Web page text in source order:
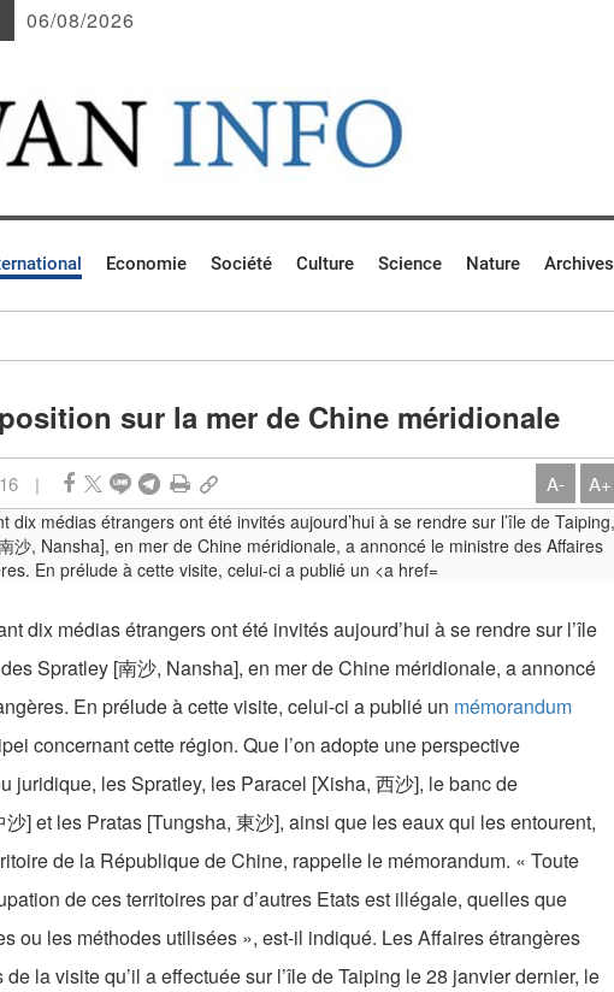
06/08/2026
Economie Société Culture Science Nature Archives
sur la mer de Chine méridionale
| A- A+
dix médias étrangers ont été invités aujourd’hui à se rendre sur l’île
Spratley [南沙, Nansha], en mer de Chine méridionale, a annoncé
En prélude à cette visite, celui-ci a publié un mémorandum
concernant cette région. Que l’on adopte une perspective
juridique, les Spratley, les Paracel [Xisha, 西沙], le banc de
] et les Pratas [Tungsha, 東沙], ainsi que les eaux qui les entourent,
de la République de Chine, rappelle le mémorandum. « Toute
de ces territoires par d’autres Etats est illégale, quelles que
ou les méthodes utilisées », est-il indiqué. Les Affaires étrangères
la visite qu’il a effectuée sur l’île de Taiping le 28 janvier dernier, le